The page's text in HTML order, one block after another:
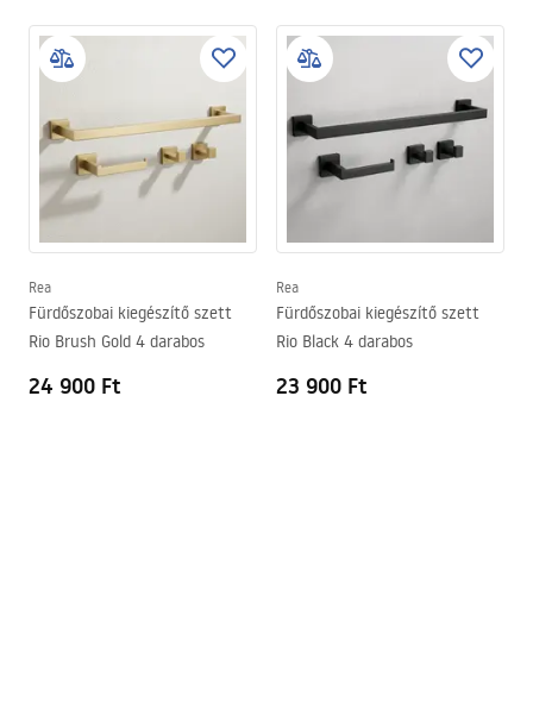
Rea
Fürdőszobai kiegészítő szett
Rio Brush Gold 4 darabos
24 900 Ft
Rea
Fürdőszobai kiegészítő szett
Rio Black 4 darabos
23 900 Ft